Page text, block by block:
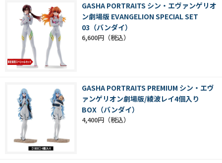
GASHA PORTRAITS シン・エヴァンゲリオ
ン劇場版 EVANGELION SPECIAL SET
03（バンダイ）
6,600円
GASHA PORTRAITS PREMIUM シン・エヴ
ァンゲリオン劇場版/綾波レイ4個入り
BOX（バンダイ）
4,400円